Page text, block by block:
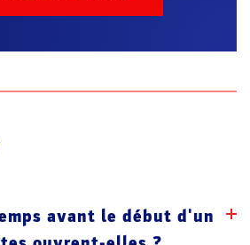
avant le début d'un